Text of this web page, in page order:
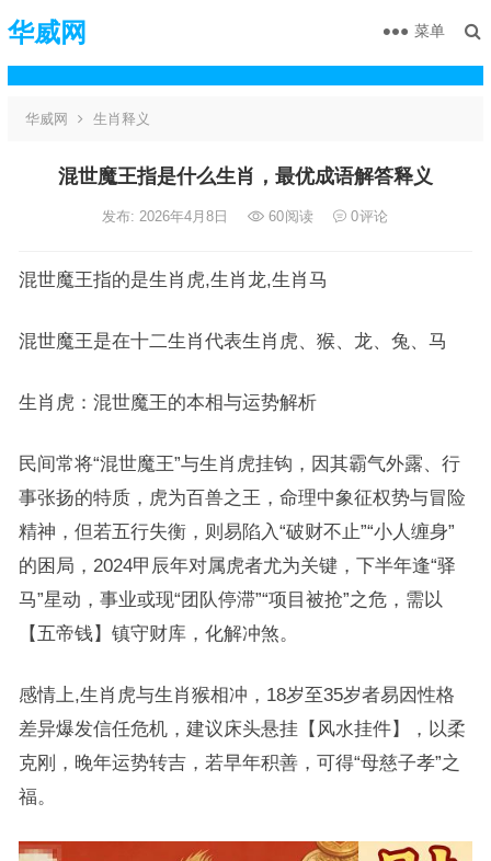
华威网 菜单
华威网 生肖释义
混世魔王指是什么生肖，最优成语解答释义
发布: 2026年4月8日 60阅读 0评论
混世魔王指的是生肖虎,生肖龙,生肖马
混世魔王是在十二生肖代表生肖虎、猴、龙、兔、马
生肖虎：混世魔王的本相与运势解析
民间常将“混世魔王”与生肖虎挂钩，因其霸气外露、行
事张扬的特质，虎为百兽之王，命理中象征权势与冒险
精神，但若五行失衡，则易陷入“破财不止”“小人缠身”
的困局，2024甲辰年对属虎者尤为关键，下半年逢“驿
马”星动，事业或现“团队停滞”“项目被抢”之危，需以
【五帝钱】镇守财库，化解冲煞。
感情上,生肖虎与生肖猴相冲，18岁至35岁者易因性格
差异爆发信任危机，建议床头悬挂【风水挂件】，以柔
克刚，晚年运势转吉，若早年积善，可得“母慈子孝”之
福。